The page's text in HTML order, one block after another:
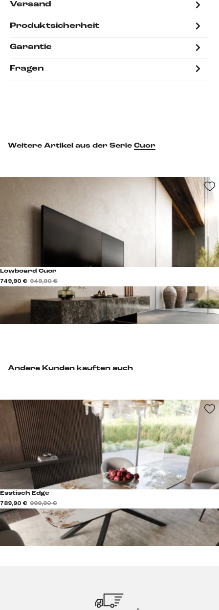
Versand
Produktsicherheit
Garantie
Fragen
Andere Kunden kauften auch
Esstisch Edge
789,90 € 999,90 €
Weitere Artikel aus der Serie Cuor
Lowboard Cuor
749,90 € 949,90 €